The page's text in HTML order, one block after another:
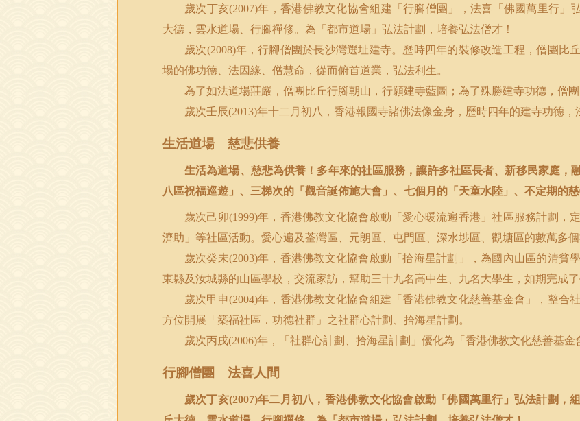
歲次丁亥(2007)年，香港佛教文化協會組建「行腳僧團」，法喜「佛國萬里行」
大德，雲水道場、行腳禪修。為「都市道場」弘法計劃，培養弘法僧才！
歲次(2008)年，行腳僧團於長沙灣選址建寺。歷時四年的裝修改造工程，僧團比
場的佛功德、法因緣、僧慧命，從而俯首道業，弘法利生。
為了如法道場莊嚴，僧團比丘行腳朝山，行願建寺藍圖；為了殊勝建寺功德，僧
歲次壬辰(2013)年十二月初八，香港報國寺諸佛法像金身，歷時四年的建寺功德，
生活道場 慈悲供養
生活為道場、慈悲為供養！多年來的社區服務，讓許多社區長者、新移民家庭，
八區祝福巡遊」、三梯次的「觀音誕佈施大會」、七個月的「天童水陸」、不定期的
歲次己卯(1999)年，香港佛教文化協會啟動「愛心暖流遍香港」社區服務計劃，
濟助」等社區活動。愛心遍及荃灣區、元朗區、屯門區、深水埗區、觀塘區的數萬多個
歲次癸未(2003)年，香港佛教文化協會啟動「拾海星計劃」，為國內山區的清貧
東縣及汝城縣的山區學校，交流家訪，幫助三十九名高中生、九名大學生，如期完成了
歲次甲申(2004)年，香港佛教文化協會組建「香港佛教文化慈善基金會」，整合
方位開展「築福社區．功德社群」之社群心計劃、拾海星計劃。
歲次丙戌(2006)年，「社群心計劃、拾海星計劃」優化為「香港佛教文化慈善基金
行腳僧團 法喜人間
歲次丁亥(2007)年二月初八，香港佛教文化協會啟動「佛國萬里行」弘法計劃，